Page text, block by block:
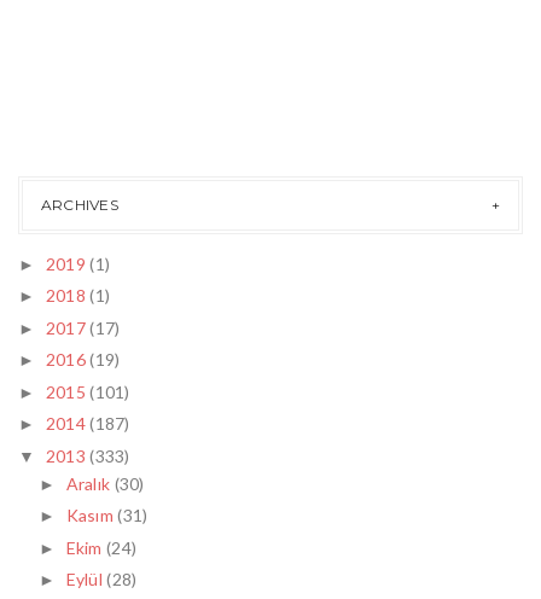
ARCHIVES
► 2019(1)
► 2018(1)
► 2017(17)
► 2016(19)
► 2015(101)
► 2014(187)
▼ 2013(333)
► Aralık (30)
► Kasım(31)
► Ekim(24)
► Eylül(28)